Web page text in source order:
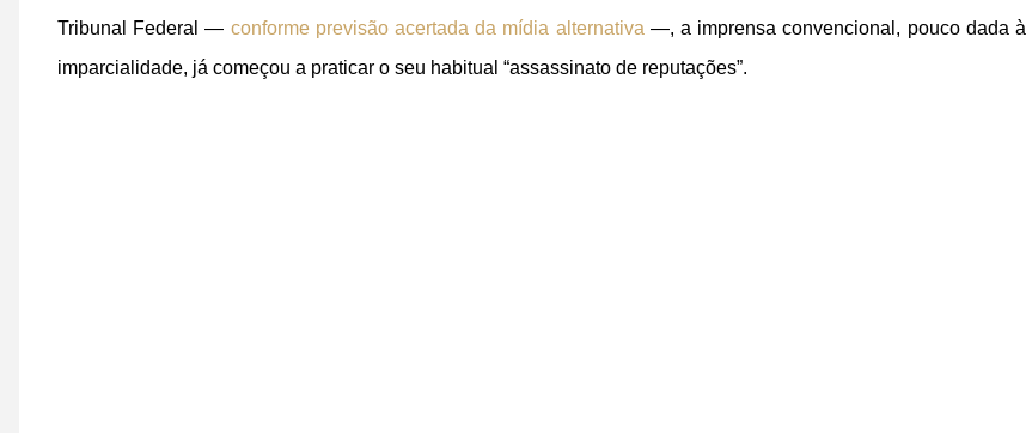
Tribunal Federal — conforme previsão acertada da mídia alternativa —, a imprensa convencional, pouco dada à
imparcialidade, já começou a praticar o seu habitual “assassinato de reputações”.